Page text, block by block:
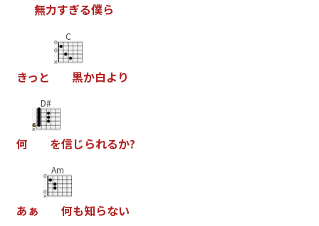
無力すぎる僕ら
きっ と
C
黒か白よ り
何
D#
を信じられるか?
あぁ
Am
何も知らない